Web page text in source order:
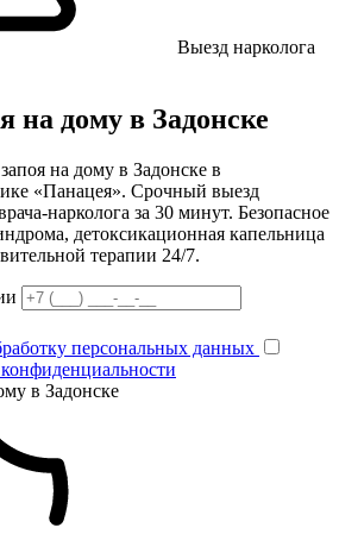
Выезд нарколога
на дому в Задонске
на дому в Задонске в
«Панацея». Срочный выезд
нарколога за 30 минут. Безопасное
детоксикационная капельница
терапии 24/7.
персональных данных